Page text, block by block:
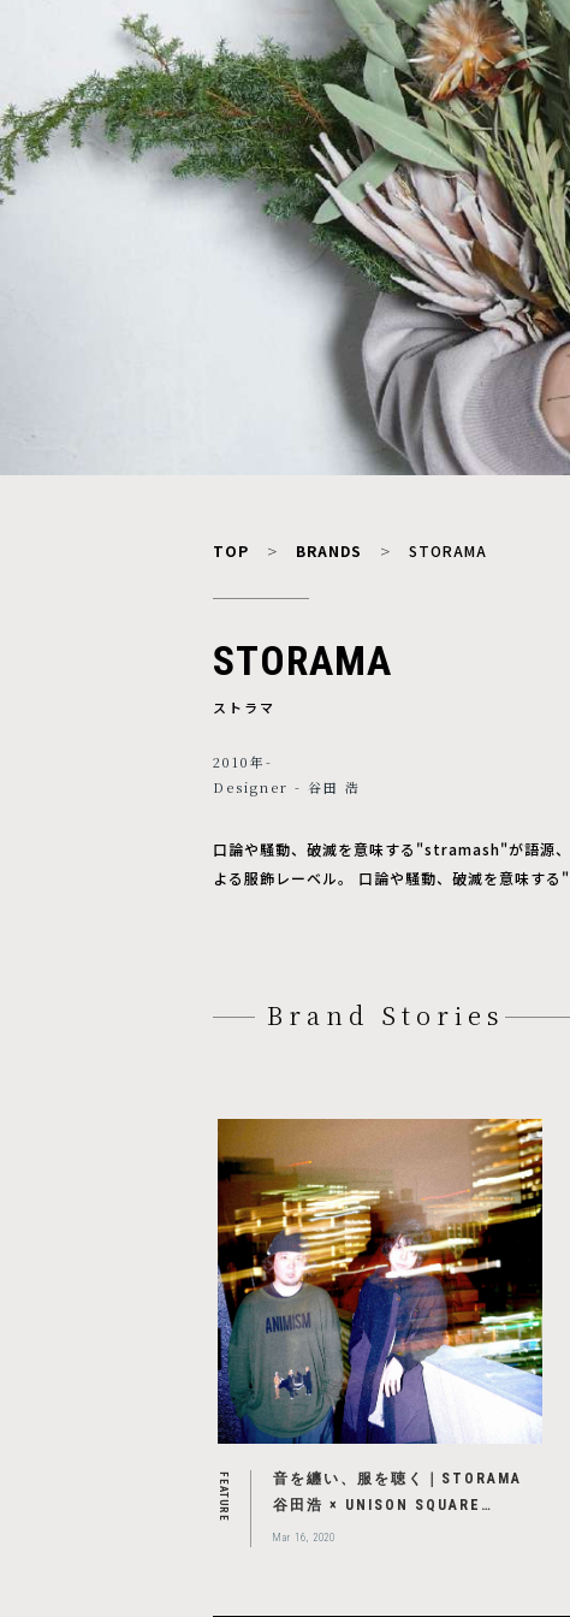
TOP BRANDS STORAMA
STORAMA
ストラマ
2010年-
Designer - 谷田 浩
口論や騒動、破滅を意味する"stramash"が語源
よる服飾レーベル。 口論や騒動、破滅を意味す
Brand Stories
FEATURE
音を纏い、服を聴く｜STORAMA
谷田浩 × UNISON SQUARE
GARDEN 鈴木貴雄 特別対談 ＜前
Mar 16, 2020